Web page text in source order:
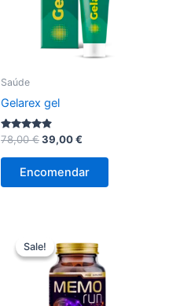
Saúde
Gelarex gel
Avaliação
4.75
de 5
78,00€O
original
era:
39,00€
é:
Encomendar
Sale!
Sale!